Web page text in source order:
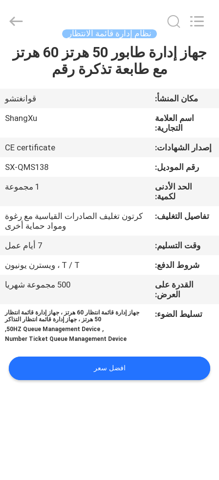
الصفحة
منتجات
معلومات
عنا
جولة
المعمل
مراقبة
الجودة
اتصل
اطلب
Guangzhou
ShangXu
Technology
نظام إدارة قائمة الانتظار
جهاز إدارة طابور 50 هرتز 60 هرتز
مع طابعة تذكرة رقم
مكان المنشأ:
قوانغتشو
اسم العلامة
التجارية:
ShangXu
إصدار الشهادات:
CE certificate
رقم الموديل:
SX-QMS138
الحد الأدنى
لكمية:
1 مجموعة
تفاصيل التغليف:
كرتون تغليف الصادرات القياسية مع رغوة
ومواد حماية أخرى
وقت التسليم:
7 أيام عمل
شروط الدفع:
T / T ، ويسترن يونيون
القدرة على
العرض:
500 مجموعة شهريا
تسليط الضوء:
جهاز إدارة قائمة انتظار 60 هرتز ، جهاز إدارة قائمة انتظار
50 هرتز ، جهاز إدارة قائمة انتظار التذاكر
,
50HZ Queue Management Device
,
Number Ticket Queue Management Device
افضل سعر